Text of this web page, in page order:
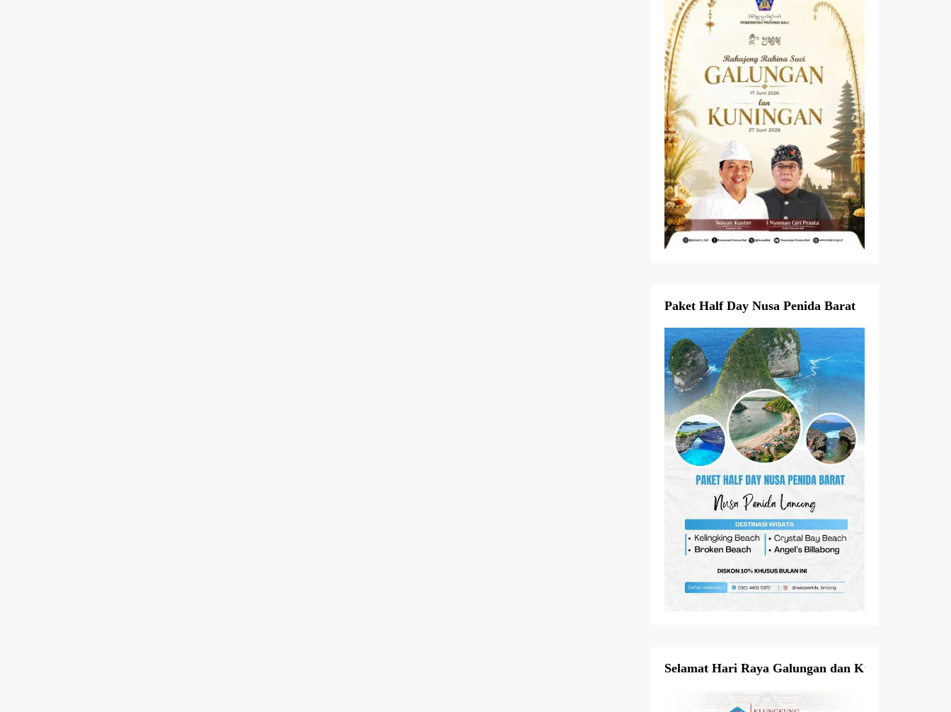
Paket Half Day Nusa Penida Barat
Selamat Hari Raya Galungan dan Kuningan